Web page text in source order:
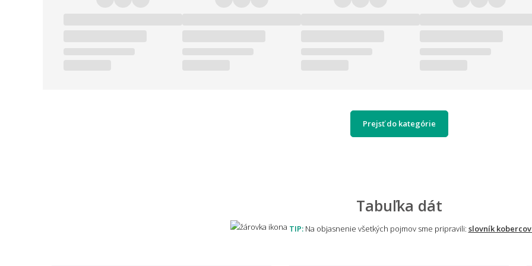
Prejsť do kategórie
Tabuľka dát
TIP:Na objasnenie všetkých pojmov sme pripravili: slovník